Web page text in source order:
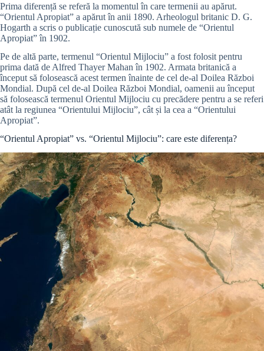
Prima diferență se referă la momentul în care termenii au apărut.
“Orientul Apropiat” a apărut în anii 1890. Arheologul britanic D. G.
Hogarth a scris o publicație cunoscută sub numele de “Orientul
Apropiat” în 1902.
Pe de altă parte, termenul “Orientul Mijlociu” a fost folosit pentru
prima dată de Alfred Thayer Mahan în 1902. Armata britanică a
început să folosească acest termen înainte de cel de-al Doilea Război
Mondial. După cel de-al Doilea Război Mondial, oamenii au început
să folosească termenul Orientul Mijlociu cu precădere pentru a se referi
atât la regiunea “Orientului Mijlociu”, cât și la cea a “Orientului
Apropiat”.
“Orientul Apropiat” vs. “Orientul Mijlociu”: care este diferența?